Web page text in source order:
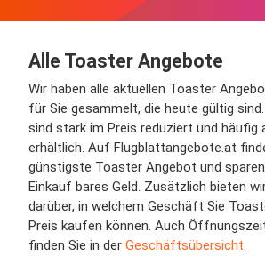
Alle Toaster Angebote
Wir haben alle aktuellen Toaster
für Sie gesammelt, die heute gültig
sind stark im Preis reduziert und häufig
erhältlich. Auf Flugblattangebote.at
günstigste Toaster Angebot und
Einkauf bares Geld. Zusätzlich bieten
darüber, in welchem Geschäft Sie
Preis kaufen können. Auch
finden Sie in der Geschäftsübersicht